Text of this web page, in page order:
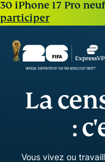
30 iPhone 17 Pro
participer
La
:
Vous vivez ou